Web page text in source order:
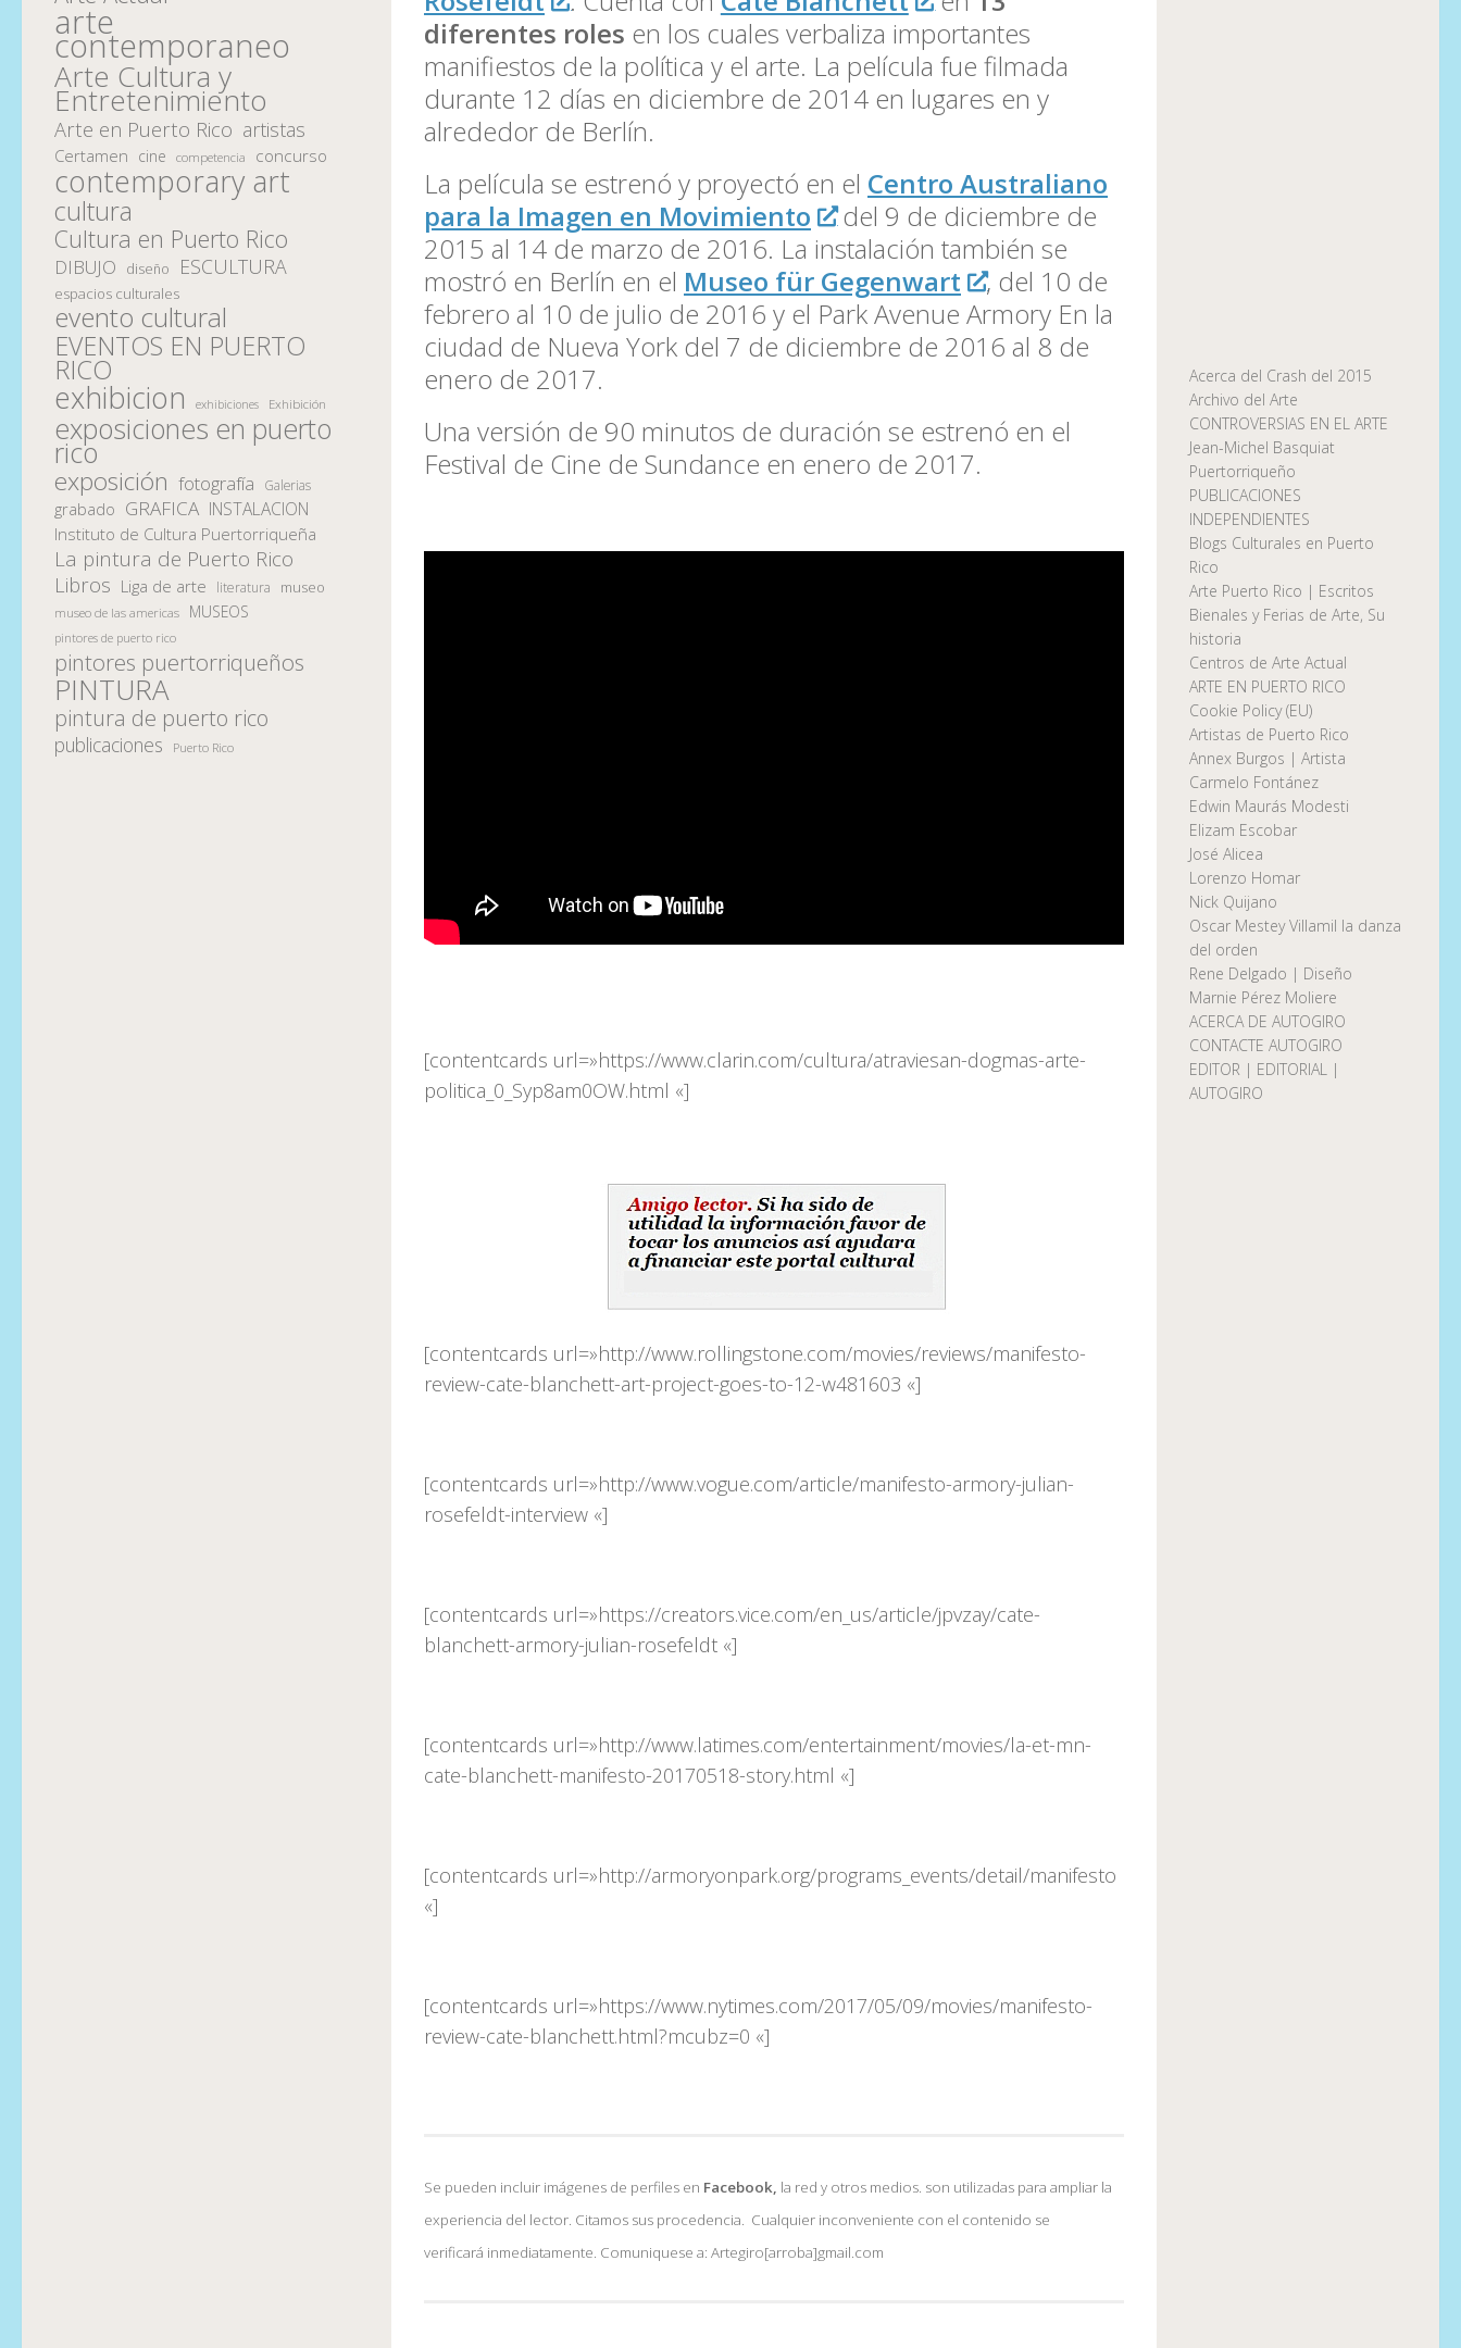
diferentes roles en los cuales verbaliza importantes
manifiestos de la política y el arte. La película fue filmada
durante 12 días en diciembre de 2014 en lugares en y
alrededor de Berlín.
La película se estrenó y proyectó en el Centro Australiano
para la Imagen en Movimiento
del 9 de diciembre de
2015 al 14 de marzo de 2016. La instalación también se
mostró en Berlín en el Museo für Gegenwart
, del 10 de
febrero al 10 de julio de 2016 y el Park Avenue Armory En la
ciudad de Nueva York del 7 de diciembre de 2016 al 8 de
enero de 2017.
Una versión de 90 minutos de duración se estrenó en el
Festival de Cine de Sundance en enero de 2017.
[contentcards url=»https://www.clarin.com/cultura/atraviesan-dogmas-arte-
politica_0_Syp8am0OW.html «]
[contentcards url=»http://www.rollingstone.com/movies/reviews/manifesto-
review-cate-blanchett-art-project-goes-to-12-w481603 «]
[contentcards url=»http://www.vogue.com/article/manifesto-armory-julian-
rosefeldt-interview «]
[contentcards url=»https://creators.vice.com/en_us/article/jpvzay/cate-
blanchett-armory-julian-rosefeldt «]
[contentcards url=»http://www.latimes.com/entertainment/movies/la-et-mn-
cate-blanchett-manifesto-20170518-story.html «]
[contentcards url=»http://armoryonpark.org/programs_events/detail/manifesto
«]
[contentcards url=»https://www.nytimes.com/2017/05/09/movies/manifesto-
review-cate-blanchett.html?mcubz=0 «]
Se pueden incluir imágenes de perfiles en Facebook, la red y otros medios. son utilizadas para ampliar la
experiencia del lector. Citamos sus procedencia. Cualquier inconveniente con el contenido se
verificará inmediatamente. Comuniquese a: Artegiro[arroba]gmail.com
arte
contemporaneo
Arte Cultura y
Entretenimiento
Arte en Puerto Rico artistas
Certamen cine competencia concurso
contemporary art
cultura
Cultura en Puerto Rico
DIBUJO diseño ESCULTURA
espacios culturales
evento cultural
EVENTOS EN PUERTO
RICO
exhibicion exhibiciones Exhibición
exposiciones en puerto
rico
exposición fotografía Galerias
grabado GRAFICA INSTALACION
Instituto de Cultura Puertorriqueña
La pintura de Puerto Rico
Libros Liga de arte literatura museo
museo de las americas MUSEOS
pintores de puerto rico
pintores puertorriqueños
PINTURA
pintura de puerto rico
publicaciones Puerto Rico
Acerca del Crash del 2015
Archivo del Arte
CONTROVERSIAS EN EL ARTE
Jean-Michel Basquiat
Puertorriqueño
PUBLICACIONES
INDEPENDIENTES
Blogs Culturales en Puerto
Rico
Arte Puerto Rico | Escritos
Bienales y Ferias de Arte, Su
historia
Centros de Arte Actual
ARTE EN PUERTO RICO
Cookie Policy (EU)
Artistas de Puerto Rico
Annex Burgos | Artista
Carmelo Fontánez
Edwin Maurás Modesti
Elizam Escobar
José Alicea
Lorenzo Homar
Nick Quijano
Oscar Mestey Villamil la danza
del orden
Rene Delgado | Diseño
Marnie Pérez Moliere
ACERCA DE AUTOGIRO
CONTACTE AUTOGIRO
EDITOR | EDITORIAL |
AUTOGIRO